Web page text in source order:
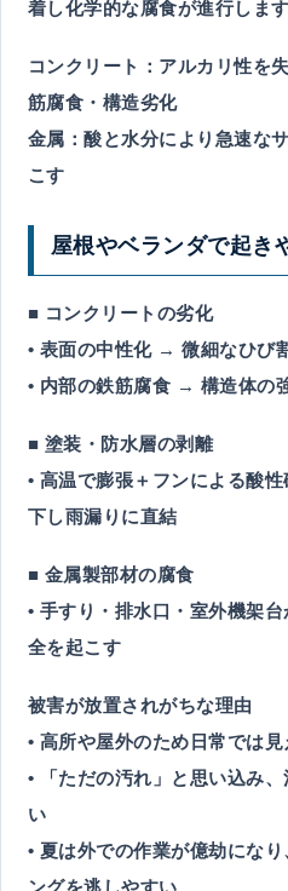
着し化学的な腐食が進行します
コンクリート：アルカリ性を
筋腐食・構造劣化
金属：酸と水分により急速な
こす
屋根やベランダで起き
■ コンクリートの劣化
• 表面の中性化 → 微細なひび
• 内部の鉄筋腐食 → 構造体の
■ 塗装・防水層の剥離
• 高温で膨張＋フンによる酸
下し雨漏りに直結
■ 金属製部材の腐食
• 手すり・排水口・室外機架
全を起こす
被害が放置されがちな理由
• 高所や屋外のため日常では
• 「ただの汚れ」と思い込み
い
• 夏は外での作業が億劫にな
ングを逃しやすい